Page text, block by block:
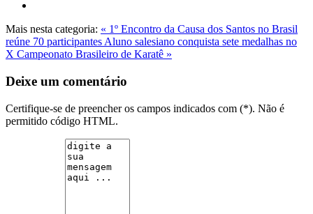
Mais nesta categoria: « 1º Encontro da Causa dos Santos no Brasil
reúne 70 participantes Aluno salesiano conquista sete medalhas no
X Campeonato Brasileiro de Karatê »
Deixe um comentário
Certifique-se de preencher os campos indicados com (*). Não é
permitido código HTML.